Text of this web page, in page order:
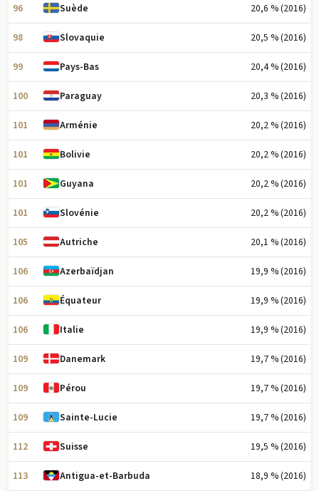
96 Suède 20,6 % (2016)
98 Slovaquie 20,5 % (2016)
99 Pays-Bas 20,4 % (2016)
100 Paraguay 20,3 % (2016)
101 Arménie 20,2 % (2016)
101 Bolivie 20,2 % (2016)
101 Guyana 20,2 % (2016)
101 Slovénie 20,2 % (2016)
105 Autriche 20,1 % (2016)
106 Azerbaïdjan 19,9 % (2016)
106 Équateur 19,9 % (2016)
106 Italie 19,9 % (2016)
109 Danemark 19,7 % (2016)
109 Pérou 19,7 % (2016)
109 Sainte-Lucie 19,7 % (2016)
112 Suisse 19,5 % (2016)
113 Antigua-et-Barbuda 18,9 % (2016)